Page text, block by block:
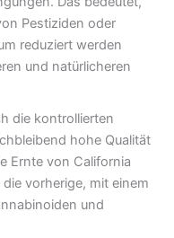
Pestiziden oder
reduziert werden
und natürlicheren
die kontrollierten
hohe Qualität
Ernte von California
vorherige, mit einem
und